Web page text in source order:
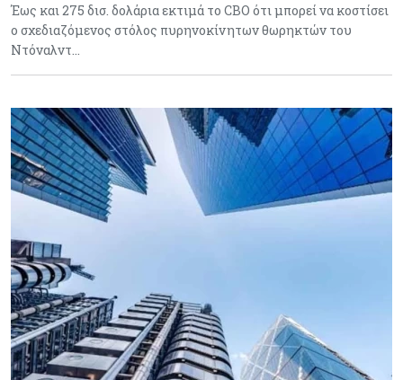
Έως και 275 δισ. δολάρια εκτιμά το CBO ότι μπορεί να κοστίσει
ο σχεδιαζόμενος στόλος πυρηνοκίνητων θωρηκτών του
Ντόναλντ…